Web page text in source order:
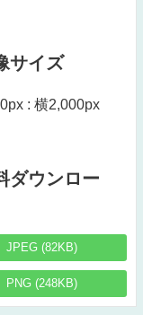
サイズ
: 横2,000px
ダウンロー
JPEG (82KB)
PNG (248KB)